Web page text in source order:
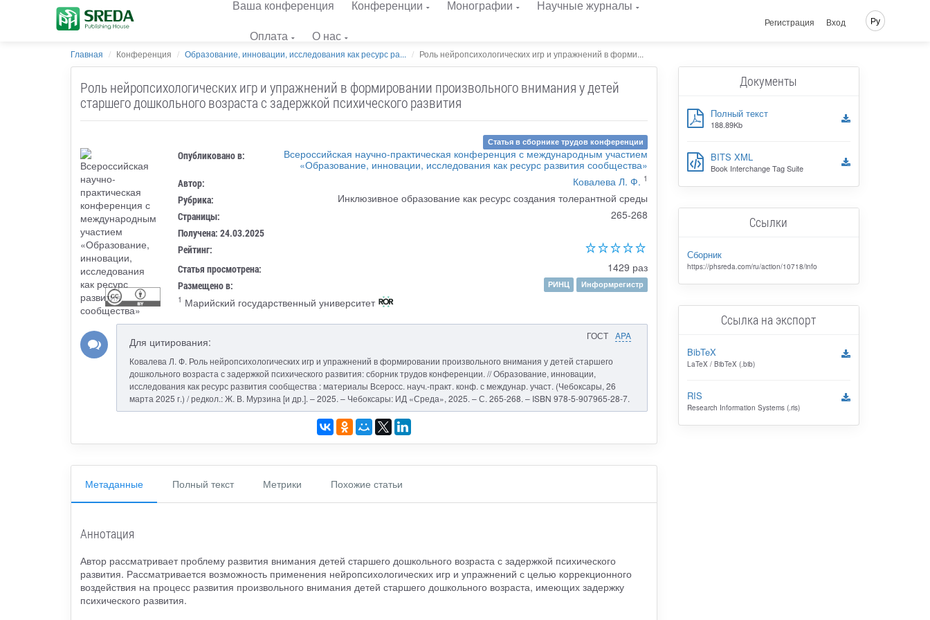
Ваша конференция Конференции Монографии
Научные журналы
Оплата
О нас
Регистрация Вход Ру
Главная Конференция Образование, инновации, исследования как ресурс ра... Роль нейропсихологических игр и упражнений в форми...
Роль нейропсихологических игр и упражнений в формировании произвольного внимания у детей
старшего дошкольного возраста с задержкой психического развития
Статья в сборнике трудов конференции
Опубликовано в:
Всероссийская научно-практическая конференция с международным участием
«Образование, инновации, исследования как ресурс развития сообщества»
Автор: Ковалева Л. Ф. 1
Рубрика: Инклюзивное образование как ресурс создания толерантной среды
Страницы: 265-268
Получена: 24.03.2025
Рейтинг:
Статья просмотрена:
1429 раз
Размещено в: РИНЦ
Информрегистр
1 Марийский государственный университет
ГОСТ APA
Для цитирования:
Ковалева Л. Ф. Роль нейропсихологических игр и упражнений в формировании произвольного внимания у детей старшего
дошкольного возраста с задержкой психического развития: сборник трудов конференции. // Образование, инновации,
исследования как ресурс развития сообщества : материалы Всеросс. науч.-практ. конф. с междунар. участ. (Чебоксары, 26
марта 2025 г.) / редкол.: Ж. В. Мурзина [и др.]. – 2025. – Чебоксары: ИД «Среда», 2025. – С. 265-268. – ISBN 978-5-907965-28-7.
Метаданные Полный текст Метрики Похожие статьи
Аннотация
Автор рассматривает проблему развития внимания детей старшего дошкольного возраста с задержкой психического
развития. Рассматривается возможность применения нейропсихологических игр и упражнений с целью коррекционного
воздействия на процесс развития произвольного внимания детей старшего дошкольного возраста, имеющих задержку
психического развития.
Документы
Полный текст
188.89Kb
BITS XML
Book Interchange Tag Suite
Ссылки
Сборник
https://phsreda.com/ru/action/10718/info
Ссылка на экспорт
BibTeX
LaTeX / BibTeX (.bib)
RIS
Research Information Systems (.ris)